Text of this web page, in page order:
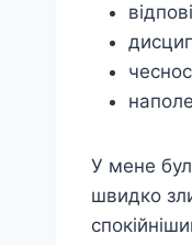
У мене
швидко